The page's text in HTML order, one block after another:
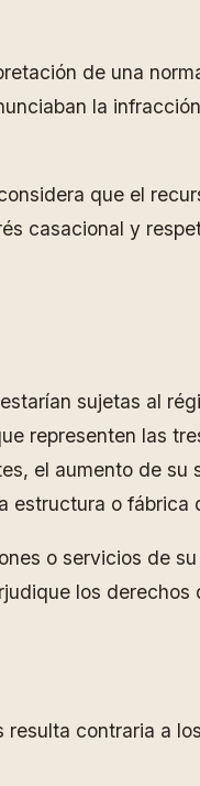
de una
la
que el
casacional y
sujetas al
representen las
el aumento de su
estructura o fábrica
o servicios de
los derechos
contraria a